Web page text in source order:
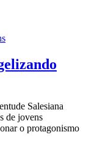
Salesiana
de jovens
o protagonismo